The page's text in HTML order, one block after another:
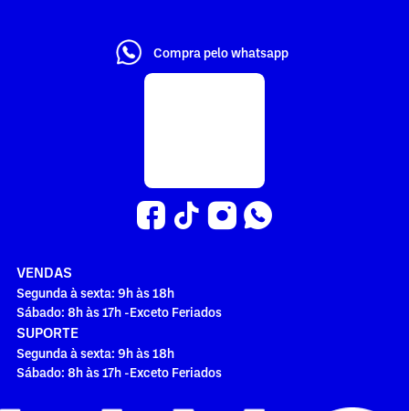
Compra pelo whatsapp
VENDAS
Segunda à sexta: 9h às 18h
Sábado: 8h às 17h -Exceto Feriados
SUPORTE
Segunda à sexta: 9h às 18h
Sábado: 8h às 17h -Exceto Feriados